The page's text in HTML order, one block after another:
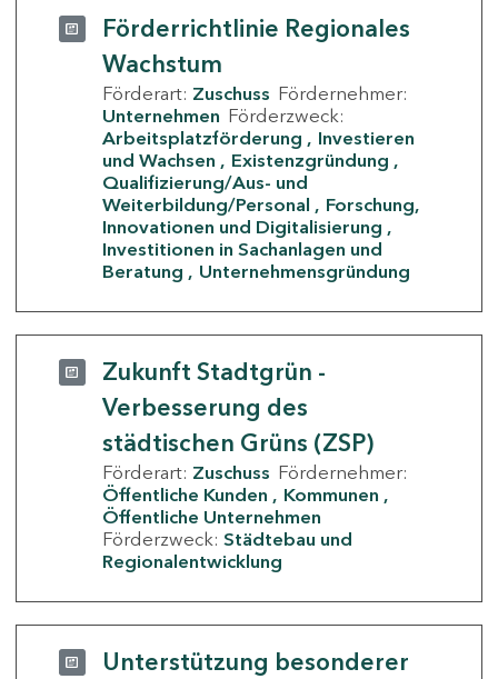
Förderrichtlinie Regionales
Wachstum
Förderart: Zuschuss Fördernehmer:
Unternehmen Förderzweck:
Arbeitsplatzförderung
Investieren
und Wachsen
Existenzgründung
Qualifizierung/Aus- und
Weiterbildung/Personal
Forschung,
Innovationen und Digitalisierung
Investitionen in Sachanlagen und
Beratung
Unternehmensgründung
Zukunft Stadtgrün -
Verbesserung des
städtischen Grüns (ZSP)
Förderart: Zuschuss Fördernehmer:
Öffentliche Kunden
Kommunen
Öffentliche Unternehmen
Förderzweck: Städtebau und
Regionalentwicklung
Unterstützung besonderer